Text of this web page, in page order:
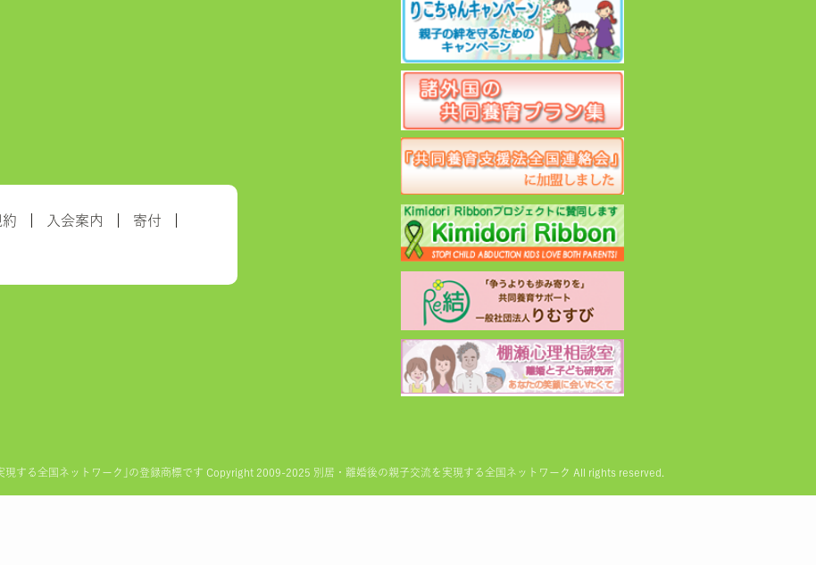
入会案内
寄付
現する全国ネットワーク｣の登録商標です Copyright 2009-2025 別居・離婚後の親子交流を実現する全国ネットワーク All rights reserved.